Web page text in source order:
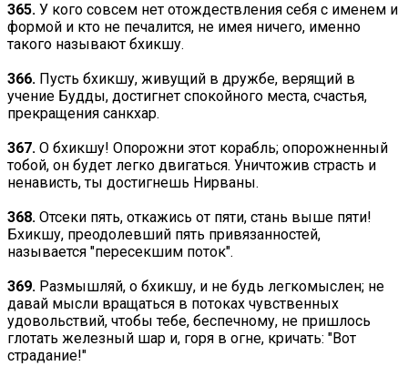
365. У кого совсем нет отождествления себя с именем и
формой и кто не печалится, не имея ничего, именно
такого называют бхикшу.
366. Пусть бхикшу, живущий в дружбе, верящий в
учение Будды, достигнет спокойного места, счастья,
прекращения санкхар.
367. О бхикшу! Опорожни этот корабль; опорожненный
тобой, он будет легко двигаться. Уничтожив страсть и
ненависть, ты достигнешь Нирваны.
368. Отсеки пять, откажись от пяти, стань выше пяти!
Бхикшу, преодолевший пять привязанностей,
называется "пересекшим поток".
369. Размышляй, о бхикшу, и не будь легкомыслен; не
давай мысли вращаться в потоках чувственных
удовольствий, чтобы тебе, беспечному, не пришлось
глотать железный шар и, горя в огне, кричать: "Вот
страдание!"